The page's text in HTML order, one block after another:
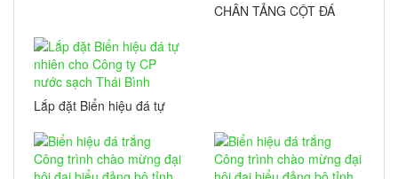
CHÂN TẢNG CỘT ĐÁ
Lắp đặt Biển hiệu đá tự
nước sạch Thái Bình